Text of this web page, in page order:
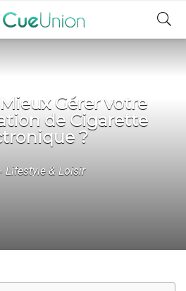
Gérer votre
de Cigarette
?
Lifestyle & Loisir